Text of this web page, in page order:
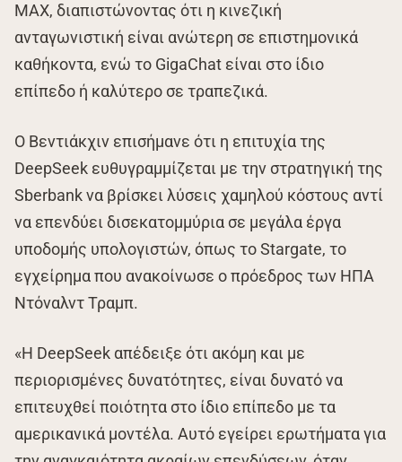
MAX, διαπιστώνοντας ότι η κινεζική
ανταγωνιστική είναι ανώτερη σε επιστημονικά
καθήκοντα, ενώ το GigaChat είναι στο ίδιο
επίπεδο ή καλύτερο σε τραπεζικά.
Ο Βεντιάκχιν επισήμανε ότι η επιτυχία της
DeepSeek ευθυγραμμίζεται με την στρατηγική της
Sberbank να βρίσκει λύσεις χαμηλού κόστους αντί
να επενδύει δισεκατομμύρια σε μεγάλα έργα
υποδομής υπολογιστών, όπως το Stargate, το
εγχείρημα που ανακοίνωσε ο πρόεδρος των ΗΠΑ
Ντόναλντ Τραμπ.
«Η DeepSeek απέδειξε ότι ακόμη και με
περιορισμένες δυνατότητες, είναι δυνατό να
επιτευχθεί ποιότητα στο ίδιο επίπεδο με τα
αμερικανικά μοντέλα. Αυτό εγείρει ερωτήματα για